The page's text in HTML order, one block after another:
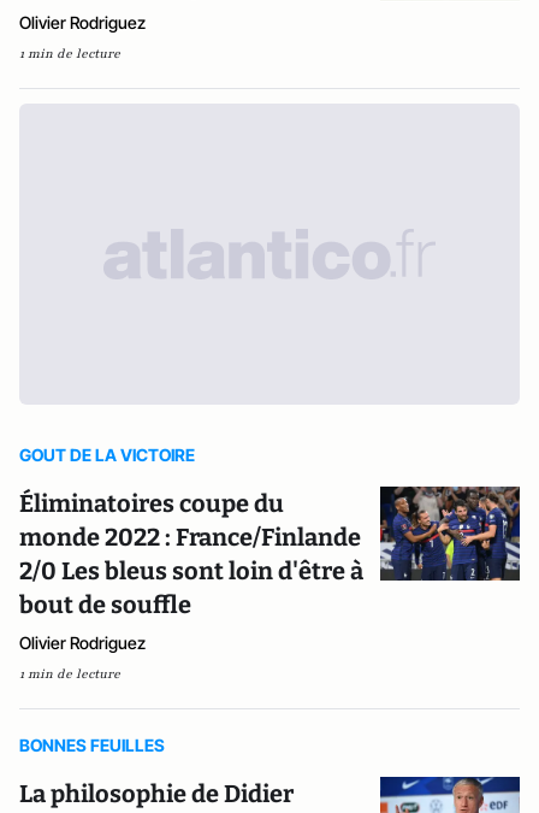
Olivier Rodriguez
1 min de lecture
GOUT DE LA VICTOIRE
Éliminatoires coupe du
monde 2022 : France/Finlande
2/0 Les bleus sont loin d'être à
bout de souffle
Olivier Rodriguez
1 min de lecture
BONNES FEUILLES
La philosophie de Didier